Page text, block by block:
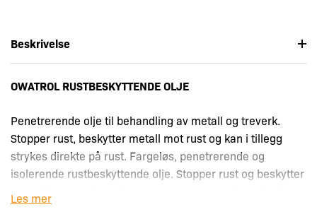
Beskrivelse
OWATROL RUSTBESKYTTENDE OLJE
Penetrerende olje til behandling av metall og treverk.
Stopper rust, beskytter metall mot rust og kan i tillegg
strykes direkte på rust. Fargeløs, penetrerende og
isolerende rustbeskyttende olje. Stopper rust og beskytter
til rent metall. Driver ut all luft og fuktighet og stabiliserer.
Les mer